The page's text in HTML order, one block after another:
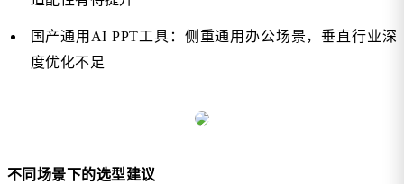
国产通用AI PPT工具：侧重通用办公场景，垂直行业深
度优化不足
不同场景下的选型建议